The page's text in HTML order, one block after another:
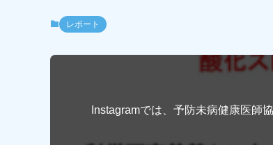
レポート
Instagramでは、予防未病健康医師